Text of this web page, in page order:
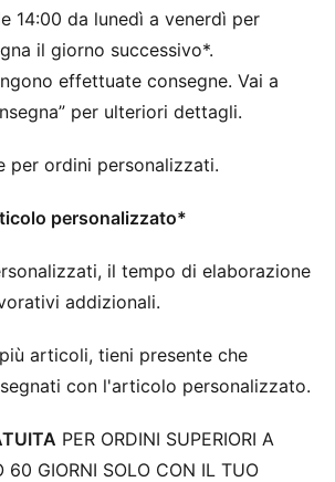
14:00 da lunedì a venerdì per
il giorno successivo*.
effettuate consegne. Vai a
per ulteriori dettagli.
per ordini personalizzati.
personalizzato*
il tempo di elaborazione
addizionali.
articoli, tieni presente che
con l'articolo personalizzato.
PER ORDINI SUPERIORI A
60 GIORNI SOLO CON IL TUO